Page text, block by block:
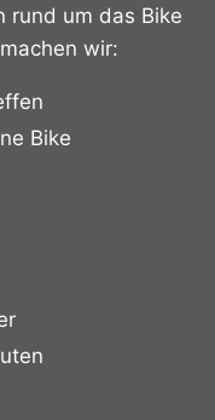
rund um das Bike
wir:
Bike